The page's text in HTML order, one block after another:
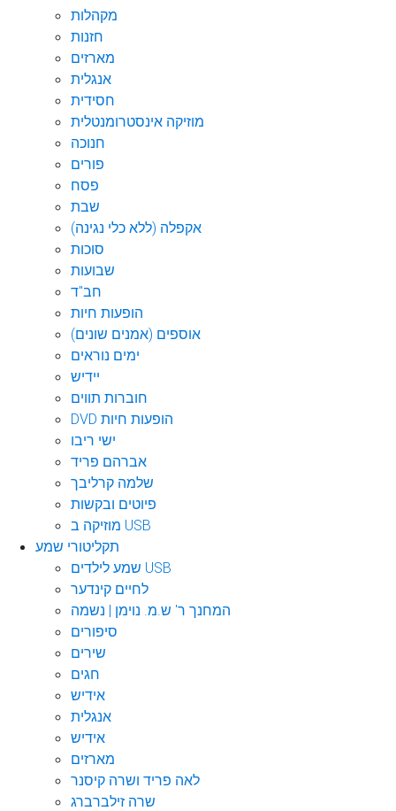
מקהלות
חזנות
מארזים
אנגלית
חסידית
מוזיקה אינסטרומנטלית
חנוכה
פורים
פסח
שבת
אקפלה (ללא כלי נגינה)
סוכות
שבועות
חב"ד
הופעות חיות
אוספים (אמנים שונים)
ימים נוראים
יידיש
חוברות תווים
DVD הופעות חיות
ישי ריבו
אברהם פריד
שלמה קרליבך
פיוטים ובקשות
מוזיקה ב USB
תקליטורי שמע
שמע לילדים USB
לחיים קינדער
המחנך ר' ש.מ. נוימן | נשמה
סיפורים
שירים
חגים
אידיש
אנגלית
אידיש
מארזים
לאה פריד ושרה קיסנר
שרה זילברברג